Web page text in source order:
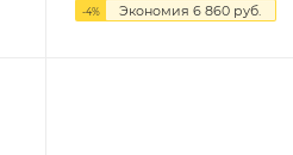
-4% Экономия 6 860руб.